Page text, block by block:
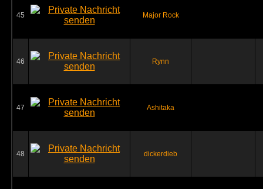
45 Major Rock
46 Rynn
47 Ashitaka
48 dickerdieb